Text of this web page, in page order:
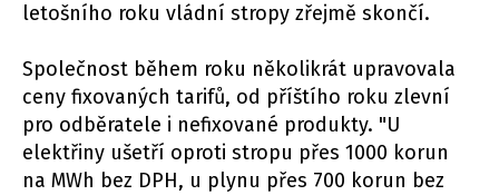
letošního roku vládní stropy zřejmě skončí.
Společnost během roku několikrát upravovala
ceny fixovaných tarifů, od příštího roku zlevní
pro odběratele i nefixované produkty. "U
elektřiny ušetří oproti stropu přes 1000 korun
na MWh bez DPH, u plynu přes 700 korun bez